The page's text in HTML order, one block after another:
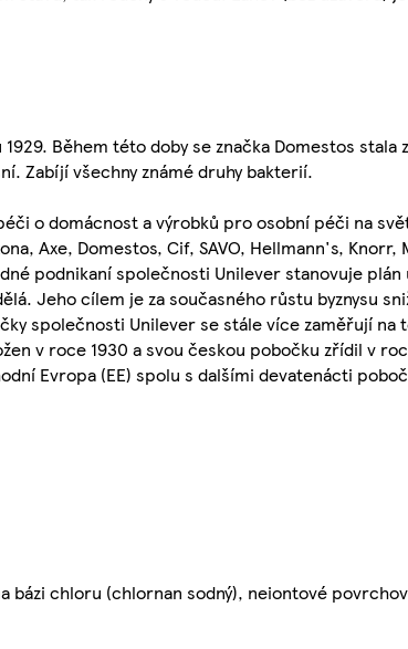
Během této doby se značka Domestos stala
Zabíjí všechny známé druhy bakterií.
o domácnost a výrobků pro osobní péči na
Axe, Domestos, Cif, SAVO, Hellmann's, Knorr,
podnikaní společnosti Unilever stanovuje
Jeho cílem je za současného růstu byznysu
společnosti Unilever se stále více zaměřují na
v roce 1930 a svou českou pobočku zřídil v
Evropa (EE) spolu s dalšími devatenácti
bázi chloru (chlornan sodný), neiontové